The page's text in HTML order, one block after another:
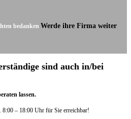
bedanken Werde ihre Firma weiter
sind auch in/bei
lassen.
8:00 – 18:00 Uhr für Sie erreichbar!